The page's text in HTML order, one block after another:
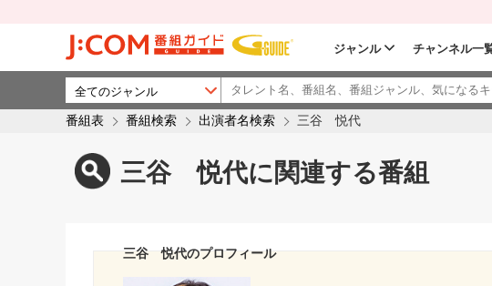
ジャンル チャンネル一
番組表 番組検索 出演者名検索 三谷 悦代
三谷 悦代に関連する番組
三谷 悦代のプロフィール